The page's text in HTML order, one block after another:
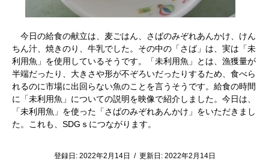
今日の給食の献立は、麦ごはん、さばのみぞれあんかけ、けん
ちん汁、焼きのり、牛乳でした。その中の「さば」は、実は「未
利用魚」を使用しているそうです。「未利用魚」とは、漁獲量が
半端だったり、大きさや形が不ぞろいだったりするため、食べら
れるのに市場に出回らない魚のことを言うそうです。給食の時間
に「未利用魚」についての説明を映像で紹介しました。今日は、
「未利用魚」を使った「さばのみぞれあんかけ」をいただきまし
た。これも、 SDG ｓにつながります。
登録日: 2022年2月14日 / 更新日: 2022年2月14日